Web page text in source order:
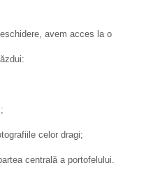
avem acces la o
celor dragi;
centrală a portofelului.